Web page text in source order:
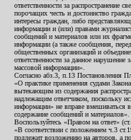
ответственности за распространение
порочащих честь и достоинство
интересы граждан, либо
информации и (или) правами
сообщений и материалов или их
информации (а также сообщения,
общественных организаций и
ответственности за данное нарушение
массовой информации».
Согласно абз.3, п.13 Постановления
«О практике применения судами
вытекающим из содержания
надлежащим ответчиком, поскольку
информации» не вправе вмешиваться
содержание сообщений и материалов».
Воспользуйтесь «Правом на ответ»
«В соответствии с положением ч.3
подлежит возложению на авторов, а